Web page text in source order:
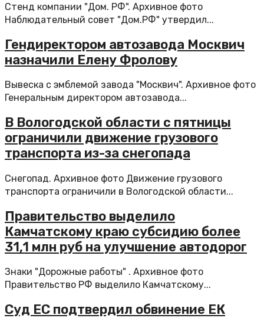
Стенд компании "Дом. РФ". Архивное фото
Наблюдательный совет "Дом.РФ" утвердил...
Гендиректором автозавода Москвич
назначили Елену Фролову
Вывеска с эмблемой завода "Москвич". Архивное фото
Генеральным директором автозавода...
В Вологодской области с пятницы
ограничили движение грузового
транспорта из-за снегопада
Снегопад. Архивное фото Движение грузового
транспорта ограничили в Вологодской области...
Правительство выделило
Камчатскому краю субсидию более
31,1 млн руб на улучшение автодорог
Знаки "Дорожные работы" . Архивное фото
Правительство РФ выделило Камчатскому...
Суд ЕС подтвердил обвинение ЕК